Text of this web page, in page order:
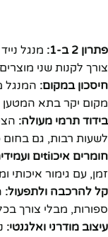
פתרון 2 ב-1:
צורך לקנות שני
חיסכון במקום: המנגל
מקום יקר בתא
בידוד תרמי מעולה:
לשעות רבות, גם בחום
חומרים איכוtiים ועמידים:
זמן, עם גימור איכותי
קל להרכבה ולתפעול:
ספורות, מבלי צורך
עיצוב מודרני ואלגנטי: